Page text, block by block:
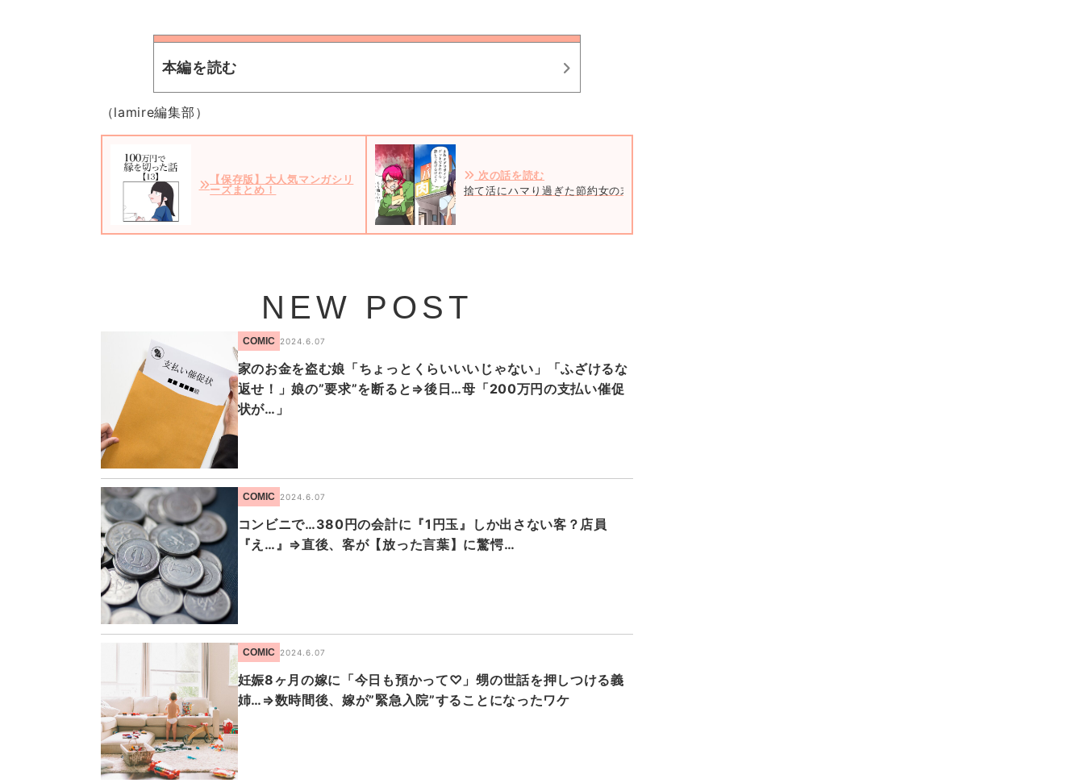
本編を読む
（lamire編集部）
【保存版】大人気マンガシリ
ーズまとめ！
次の話を読む
捨て活にハマり過ぎた節約女の末路＃1
NEW POST
COMIC 2024.6.07
家のお金を盗む娘「ちょっとくらいいいじゃない」「ふざけるな
返せ！」娘の”要求”を断ると⇒後日…母「200万円の支払い催促
状が…」
COMIC 2024.6.07
コンビニで…380円の会計に『1円玉』しか出さない客？店員
『え…』⇒直後、客が【放った言葉】に驚愕…
COMIC 2024.6.07
妊娠8ヶ月の嫁に「今日も預かって♡」甥の世話を押しつける義
姉…⇒数時間後、嫁が”緊急入院”することになったワケ